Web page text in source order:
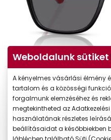
Ár: 44.090
Törzsvásárlói ár:
Weboldalunk
A kényelmes vásárlási élmény
tartalom és a közösségi
forgalmunk elemzéséhez és
megtekintheted az
használatának részletes
beállításaidat a későbbiekben